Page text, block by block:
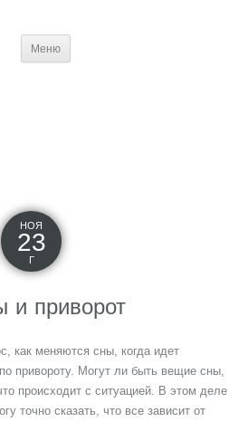
Меню
НОЯ
23
Г
и приворот
как меняются сны, когда идет
привороту. Могут ли быть вещие сны,
происходит с ситуацией. В этом деле
точно сказать, что все зависит от